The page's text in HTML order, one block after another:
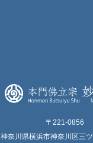
〒221-0856
神奈川県横浜市神奈川区三